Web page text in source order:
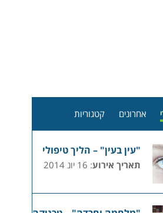
אחרונים קטגוריות
"עין בעין" – הליך טיפולי
תאריך אירוע: 16 יונ 2014